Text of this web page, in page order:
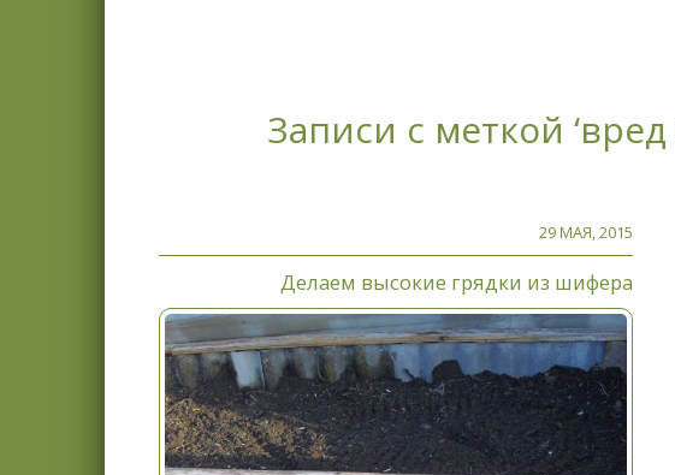
Записи с меткой
29 МАЯ, 2015
Делаем высокие грядки из шифера